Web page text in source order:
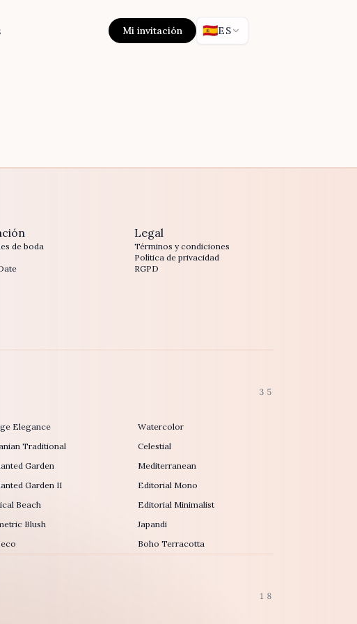
Mi invitación 🇪🇸ES
de boda
Legal
Términos y condiciones
Política de privacidad
RGPD
35
Elegance
Traditional
Garden
Garden II
Beach
Blush
Watercolor
Celestial
Mediterranean
Editorial Mono
Editorial Minimalist
Japandi
Boho Terracotta
18